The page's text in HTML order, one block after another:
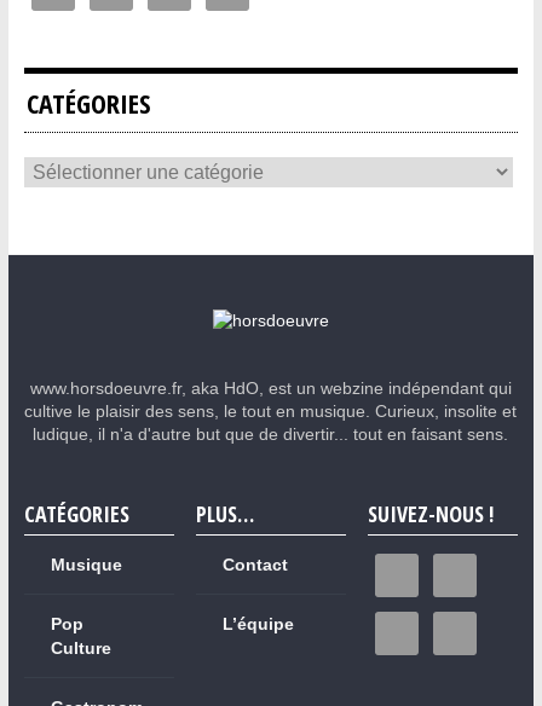
CATÉGORIES
www.horsdoeuvre.fr, aka HdO, est un webzine indépendant qui
cultive le plaisir des sens, le tout en musique. Curieux, insolite et
ludique, il n'a d'autre but que de divertir... tout en faisant sens.
CATÉGORIES
Musique
Pop
Culture
PLUS…
Contact
L’équipe
SUIVEZ-NOUS !